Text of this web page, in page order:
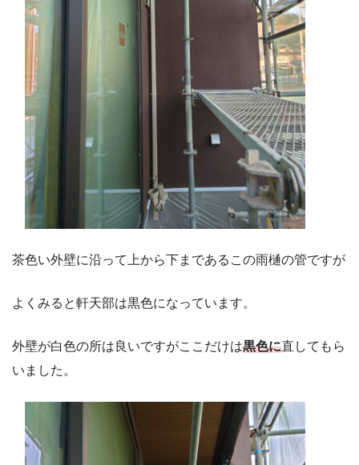
茶色い外壁に沿って上から下まであるこの雨樋の管ですが
よくみると軒天部は黒色になっています。
外壁が白色の所は良いですがここだけは黒色に直してもら
いました。